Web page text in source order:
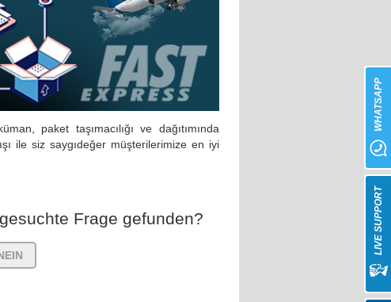
paket taşımacılığı ve dağıtımında
ile siz saygıdeğer müşterilerimize en iyi
Frage gefunden? LIVE SUPPORT
WHATSAPP